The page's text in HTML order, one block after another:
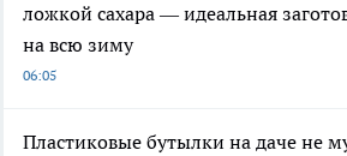
ложкой сахара — идеальная
на всю зиму
06:05
Пластиковые бутылки на даче не